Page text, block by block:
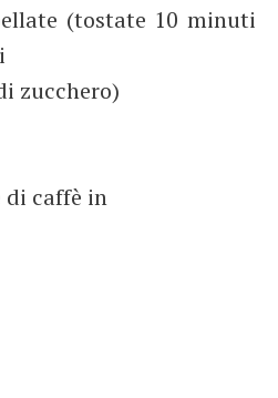
(tostate 10 minuti
zucchero)
di caffè in